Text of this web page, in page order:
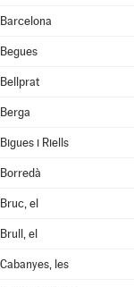
Barcelona
Begues
Bellprat
Berga
Bigues i Riells
Borredà
Bruc, el
Brull, el
Cabanyes, les